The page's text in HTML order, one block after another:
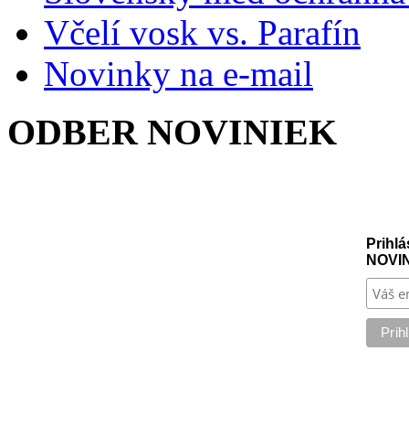
Včelí vosk vs. Parafín
Novinky na e-mail
ODBER NOVINIEK